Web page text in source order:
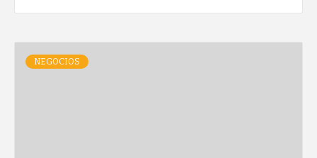
NEGOCIOS